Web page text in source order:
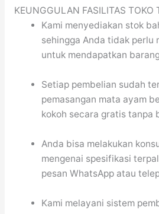
KEUNGGULAN FASILITAS TOKO
Kami menyediakan stok
sehingga Anda tidak perlu
untuk mendapatkan
Setiap pembelian sudah
pemasangan mata ayam
kokoh secara gratis tanpa
Anda bisa melakukan
mengenai spesifikasi
pesan WhatsApp atau
Kami melayani sistem